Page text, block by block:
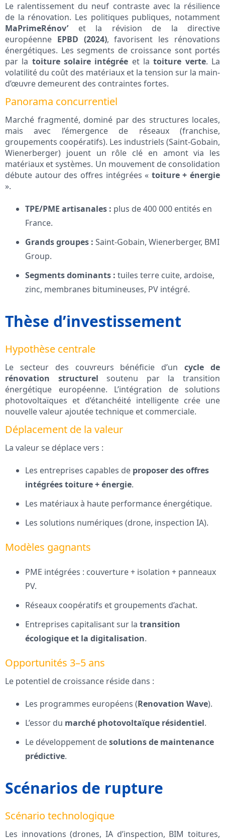
Le ralentissement du neuf contraste avec la résilience
de la rénovation. Les politiques publiques, notamment
MaPrimeRénov’et la révision de la directive
européenne EPBD (2024), favorisent les rénovations
énergétiques. Les segments de croissance sont portés
par la toiture solaire intégrée et latoiture verte. La
volatilité du coût des matériaux et la tension sur la main-
d’œuvre demeurent des contraintes fortes.
Panorama concurrentiel
Marché fragmenté, dominé par des structures locales,
mais avec l’émergence de réseaux (franchise,
groupements coopératifs). Les industriels (Saint-Gobain,
Wienerberger) jouent un rôle clé en amont via les
matériaux et systèmes. Un mouvement de consolidation
débute autour des offres intégrées « toiture + énergie
».
TPE/PME artisanales : plus de 400 000 entités en
France.
Grands groupes : Saint-Gobain, Wienerberger, BMI
Group.
Segments dominants : tuiles terre cuite, ardoise,
zinc, membranes bitumineuses, PV intégré.
Thèse d’investissement
Hypothèse centrale
Le secteur des couvreurs bénéficie d’uncycle de
rénovation structurel soutenu par la transition
énergétique européenne. L’intégration de solutions
photovoltaïques et d’étanchéité intelligente crée une
nouvelle valeur ajoutée technique et commerciale.
Déplacement de la valeur
La valeur se déplace vers :
Les entreprises capables de proposer des offres
intégrées toiture + énergie.
Les matériaux à haute performance énergétique.
Les solutions numériques (drone, inspection IA).
Modèles gagnants
PME intégrées : couverture + isolation + panneaux
PV.
Réseaux coopératifs et groupements d’achat.
Entreprises capitalisant sur la transition
écologique et la digitalisation.
Opportunités 3–5 ans
Le potentiel de croissance réside dans :
Les programmes européens (Renovation Wave).
L’essor du marché photovoltaïque résidentiel.
Le développement desolutions de maintenance
prédictive.
Scénarios de rupture
Scénario technologique
Les innovations (drones, IA d’inspection, BIM toitures,